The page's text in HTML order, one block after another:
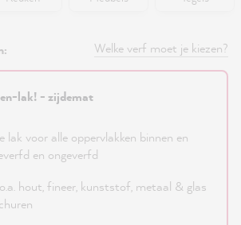
Welke verf moet je kiezen?
lak! - zijdemat
lak voor alle oppervlakken binnen en
en ongeverfd
hout, fineer, kunststof, metaal & glas